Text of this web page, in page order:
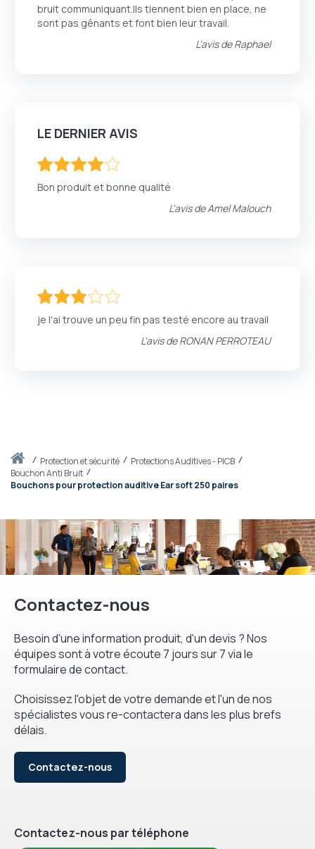
Accueilprotection et sécurité
Protections Auditives - PICB
Bouchon Anti Bruit
Bouchons pour protection auditive Ear soft 250 paires
bruit communiquant.Ils tiennent bien en place, ne
sont pas gênants et font bien leur travail.
L'avis deRaphael
LE DERNIER AVIS
Bon produit et bonne qualité
L'avis deAmel Malouch
je l'ai trouve un peu fin pas testé encore au travail
L'avis deRONAN PERROTEAU
Contactez-nous
Besoin d'une information produit, d'un devis ? Nos
équipes sont à votre écoute 7 jours sur 7 via le
formulaire de contact.
Choisissez l'objet de votre demande et l'un de nos
spécialistes vous re-contactera dans les plus brefs
délais.
Contactez-nous
Contactez-nous par téléphone